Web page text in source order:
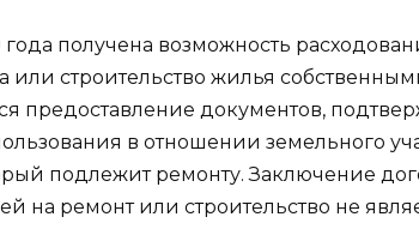
получена возможность
или строительство жилья
предоставление документов,
в отношении земельного
подлежит ремонту. Заключение
на ремонт или строительство не